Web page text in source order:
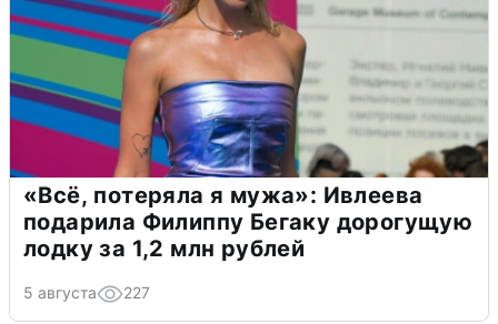
«Всё, потеряла я мужа»: Ивлеева
подарила Филиппу Бегаку дорогущую
лодку за 1,2 млн рублей
5 августа 227